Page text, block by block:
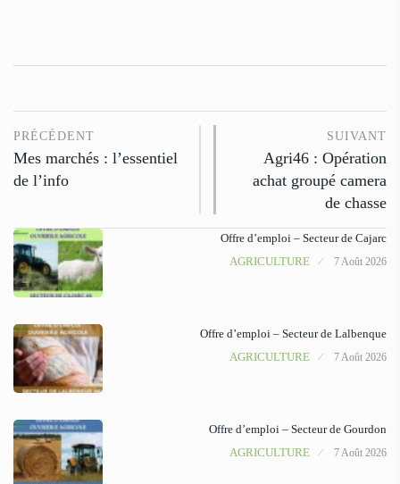
PRÉCÉDENT
Mes marchés : l’essentiel
de l’info
SUIVANT
Agri46 : Opération
achat groupé camera
de chasse
Offre d’emploi – Secteur de Cajarc
AGRICULTURE
7 Août 2026
Offre d’emploi – Secteur de Lalbenque
AGRICULTURE
7 Août 2026
Offre d’emploi – Secteur de Gourdon
AGRICULTURE
7 Août 2026